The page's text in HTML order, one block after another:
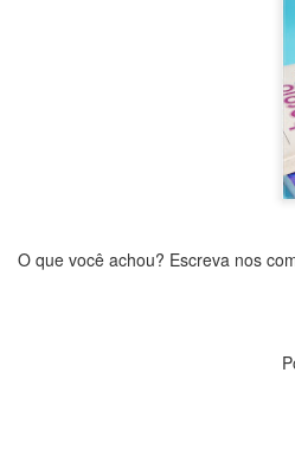
O que você achou? Escreva nos